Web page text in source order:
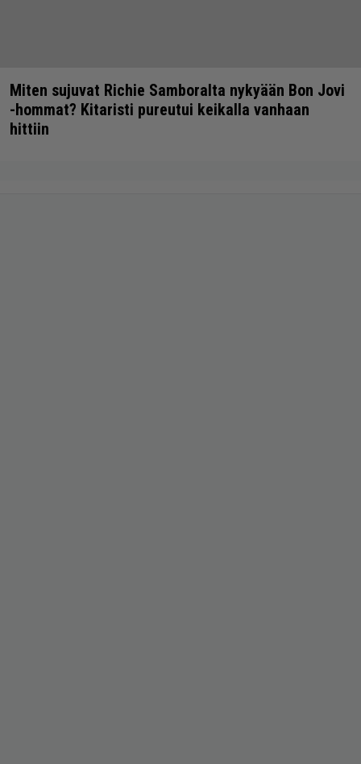
Miten sujuvat Richie Samboralta nykyään Bon Jovi
-hommat? Kitaristi pureutui keikalla vanhaan
hittiin